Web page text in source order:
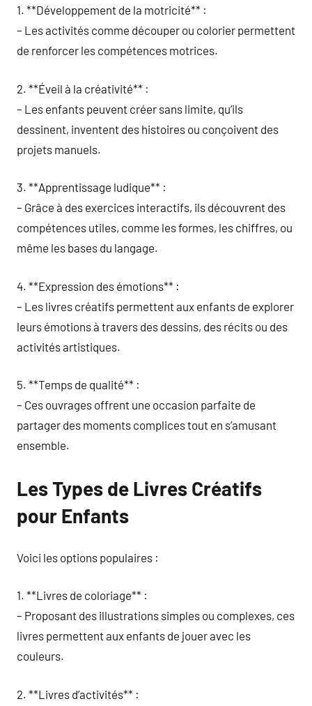
1. **Développement de la motricité** :
– Les activités comme découper ou colorier permettent
de renforcer les compétences motrices.
2. **Éveil à la créativité** :
– Les enfants peuvent créer sans limite, qu’ils
dessinent, inventent des histoires ou conçoivent des
projets manuels.
3. **Apprentissage ludique** :
– Grâce à des exercices interactifs, ils découvrent des
compétences utiles, comme les formes, les chiffres, ou
même les bases du langage.
4. **Expression des émotions** :
– Les livres créatifs permettent aux enfants de explorer
leurs émotions à travers des dessins, des récits ou des
activités artistiques.
5. **Temps de qualité** :
– Ces ouvrages offrent une occasion parfaite de
partager des moments complices tout en s’amusant
ensemble.
Les Types de Livres Créatifs
pour Enfants
Voici les options populaires :
1. **Livres de coloriage** :
– Proposant des illustrations simples ou complexes, ces
livres permettent aux enfants de jouer avec les
couleurs.
2. **Livres d’activités** :